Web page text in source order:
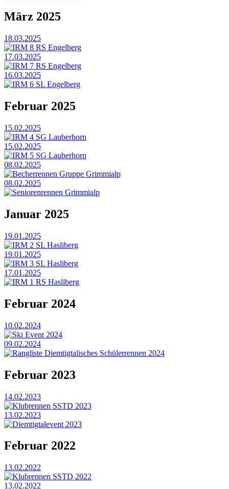
März 2025
18.03.2025
IRM 8 RS Engelberg
17.03.2025
IRM 7 RS Engelberg
16.03.2025
IRM 6 SL Engelberg
Februar 2025
15.02.2025
IRM 4 SG Lauberhorn
15.02.2025
IRM 5 SG Lauberhorn
08.02.2025
Becherrennen Gruppe Grimmialp
08.02.2025
Seniorenrennen Grimmialp
Januar 2025
19.01.2025
IRM 2 SL Hasliberg
19.01.2025
IRM 3 SL Hasliberg
17.01.2025
IRM 1 RS Hasliberg
Februar 2024
10.02.2024
Ski Event 2024
09.02.2024
Rangliste Diemtigtalisches Schülerrennen 2024
Februar 2023
14.02.2023
Klubrennen SSTD 2023
13.02.2023
Diemtigtalevent 2023
Februar 2022
13.02.2022
Klubrennen SSTD 2022
13.02.2022